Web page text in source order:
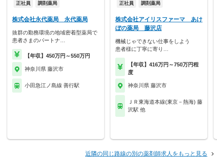
正社員 調剤薬局
株式会社永代薬局 永代薬局
抜群の勤務環境の地域密着型薬局で
患者さまのパートナ…
【年収】450万円～550万円
神奈川県 藤沢市
小田急江ノ島線 善行駅
正社員 調剤薬局
株式会社アイリスファーマ あけ
ぼの薬局 藤沢店
機械じゃできない仕事をしよう
患者様に丁寧に寄り…
【年収】416万円～750万円程
度
神奈川県 藤沢市
ＪＲ東海道本線(東京－熱海) 藤
沢駅 他
近隣の同じ路線の別の薬剤師求人をもっと見る